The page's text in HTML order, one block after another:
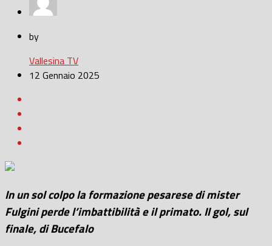
by
Vallesina TV
12 Gennaio 2025
In un sol colpo la formazione pesarese di mister
Fulgini perde l’imbattibilità e il primato. Il gol, sul
finale, di Bucefalo